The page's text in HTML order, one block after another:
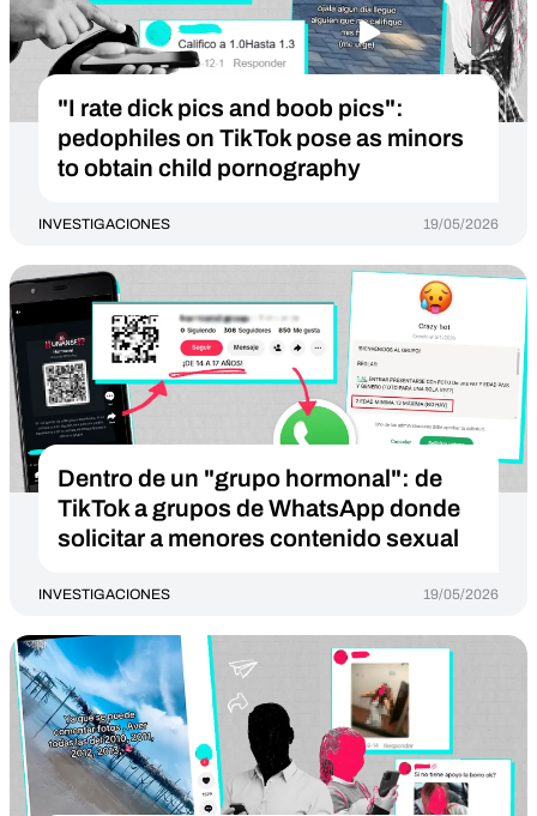
"I rate dick pics and boob pics":
pedophiles on TikTok pose as minors
to obtain child pornography
INVESTIGACIONES 19/05/2026
Dentro de un "grupo hormonal": de
TikTok a grupos de WhatsApp donde
solicitar a menores contenido sexual
INVESTIGACIONES 19/05/2026